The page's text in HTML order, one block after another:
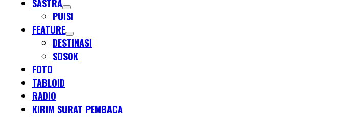
SASTRA
PUISI
FEATURE
DESTINASI
SOSOK
FOTO
TABLOID
RADIO
KIRIM SURAT PEMBACA